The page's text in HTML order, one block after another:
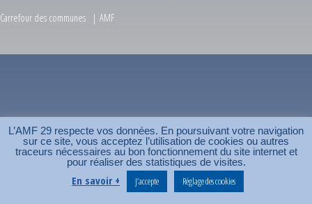
Carrefour des communes
AMF
L’AMF 29 respecte vos données. En poursuivant votre navigation
sur ce site, vous acceptez l’utilisation de cookies ou autres
traceurs nécessaires au bon fonctionnement du site internet et
pour réaliser des statistiques de visites.
En savoir + J’accepte Réglage des cookies